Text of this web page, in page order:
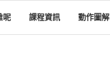
呢 課程資訊 動作圖解